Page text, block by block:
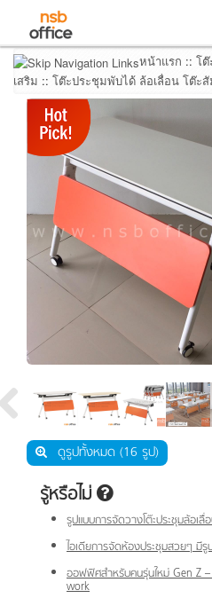
หน้าแรก :: โ
เสริม :: โต๊ะประชุมพับได้ ล้อเลื่อน โต๊ะ
ดูรูปทั้งหมด (16 รูป)
รู้หรือไม่
รูปแบบการจัดวางโต๊ะประชุมล้อเ
ไอเดียการจัดห้องประชุมสวยๆ มีรู
ออฟฟิศสำหรับคนรุ่นใหม่ Gen Z
work